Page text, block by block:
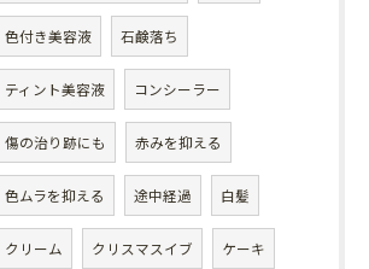
色付き美容液 石鹸落ち
ティント美容液 コンシーラー
傷の治り跡にも 赤みを抑える
色ムラを抑える 途中経過 白髪
クリーム クリスマスイブ ケーキ